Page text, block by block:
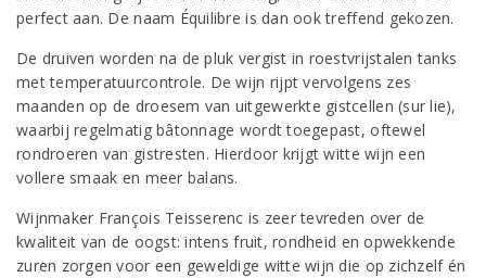
perfect aan. De naam Équilibre is dan ook treffend gekozen.
De druiven worden na de pluk vergist in roestvrijstalen tanks
met temperatuurcontrole. De wijn rijpt vervolgens zes
maanden op de droesem van uitgewerkte gistcellen (sur lie),
waarbij regelmatig bâtonnage wordt toegepast, oftewel
rondroeren van gistresten. Hierdoor krijgt witte wijn een
vollere smaak en meer balans.
Wijnmaker François Teisserenc is zeer tevreden over de
kwaliteit van de oogst: intens fruit, rondheid en opwekkende
zuren zorgen voor een geweldige witte wijn die op zichzelf én